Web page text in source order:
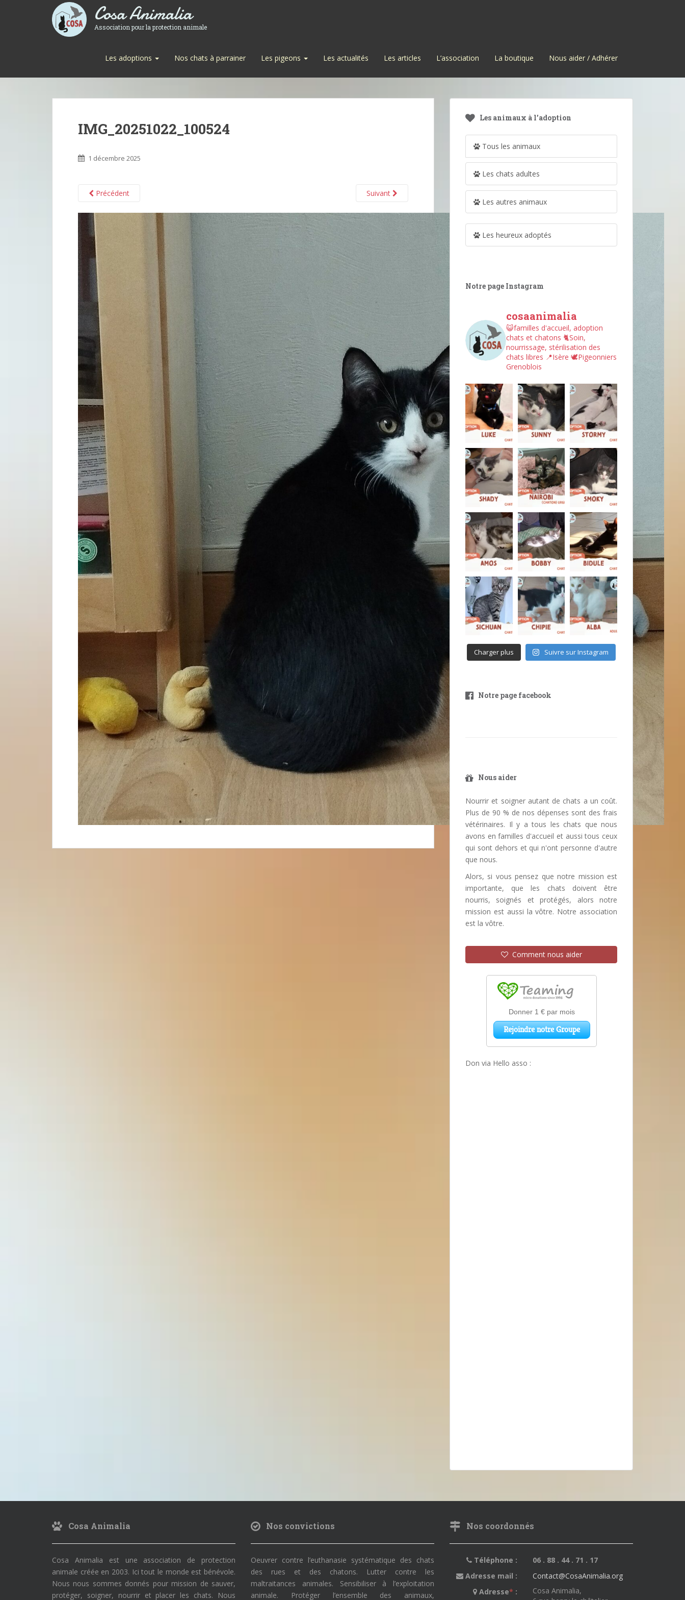
Cosa Animalia
Association pour la protection animale
Les adoptions Nos chats à parrainer Les pigeons Les actualités Les articles L’association La boutique Nous aider / Adhérer
IMG_20251022_100524
1 décembre 2025
Précédent Suivant
Les animaux à l’adoption
Tous les animaux
Les chats adultes
Les autres animaux
Les heureux adoptés
Notre page Instagram
cosaanimalia
😺familles d'accueil, adoption
chats et chatons 🐈Soin,
nourrissage, stérilisation des
chats libres 📍Isère 🕊︎Pigeonniers
Grenoblois
Charger plus Suivre sur Instagram
Notre page facebook
Nous aider
Nourrir et soigner autant de chats a un coût.
Plus de 90 % de nos dépenses sont des frais
vétérinaires. Il y a tous les chats que nous
avons en familles d'accueil et aussi tous ceux
qui sont dehors et qui n'ont personne d'autre
que nous.
Alors, si vous pensez que notre mission est
importante, que les chats doivent être
nourris, soignés et protégés, alors notre
mission est aussi la vôtre. Notre association
est la vôtre.
Comment nous aider
Don via Hello asso :
Cosa Animalia
Cosa Animalia est une association de protection
animale créée en 2003. Ici tout le monde est bénévole.
Nous nous sommes donnés pour mission de sauver,
protéger, soigner, nourrir et placer les chats. Nous
Nos convictions
Oeuvrer contre l’euthanasie systématique des chats
des rues et des chatons. Lutter contre les
maltraitances animales. Sensibiliser à l’exploitation
animale. Protéger l’ensemble des animaux,
Nos coordonnés
Téléphone :
06 . 88 . 44 . 71 . 17
Adresse mail :
Contact@CosaAnimalia.org
Adresse* :
Cosa Animalia,